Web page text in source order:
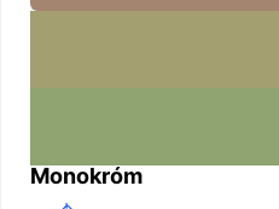
Monokróm